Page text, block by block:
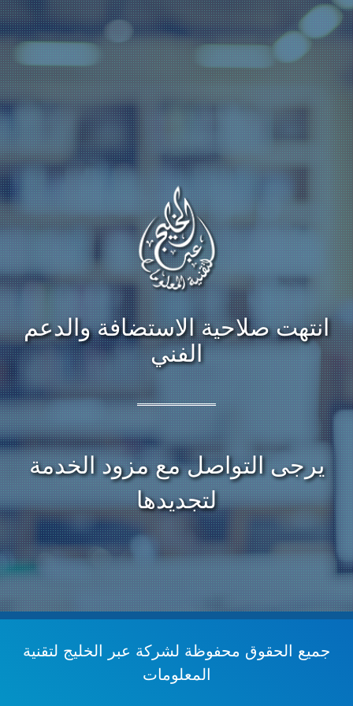
انتهت صلاحية الاستضافة والدعم
الفني
يرجى التواصل مع مزود الخدمة
لتجديدها
جميع الحقوق محفوظة لشركة عبر الخليج لتقنية
المعلومات